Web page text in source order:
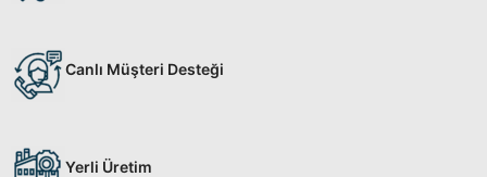
Canlı Müşteri Desteği
Yerli Üretim